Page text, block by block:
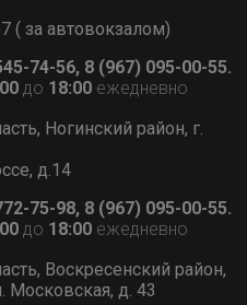
( за автовокзалом)
74-56, 8 (967) 095-00-55.
до 18:00ежедневно
Ногинский район, г.
д.14
75-98, 8 (967) 095-00-55.
до 18:00ежедневно
Воскресенский район,
Московская, д. 43